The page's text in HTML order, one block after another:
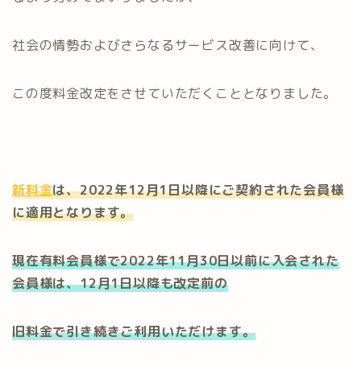
社会の情勢およびさらなるサービス改善に向けて、
この度料金改定をさせていただくこととなりました。
新料金は、2022年12月1日以降にご契約された会員様
に適用となります。
現在有料会員様で2022年11月30日以前に入会された
会員様は、12月1日以降も改定前の
旧料金で引き続きご利用いただけます。